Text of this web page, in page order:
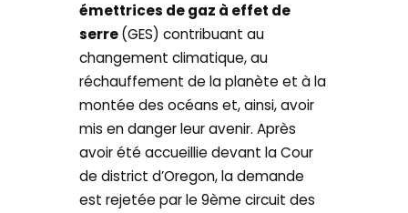
émettrices de gaz à effet de
serre(GES) contribuant au
changement climatique, au
réchauffement de la planète et à la
montée des océans et, ainsi, avoir
mis en danger leur avenir. Après
avoir été accueillie devant la Cour
de district d’Oregon, la demande
est rejetée par le 9ème circuit des